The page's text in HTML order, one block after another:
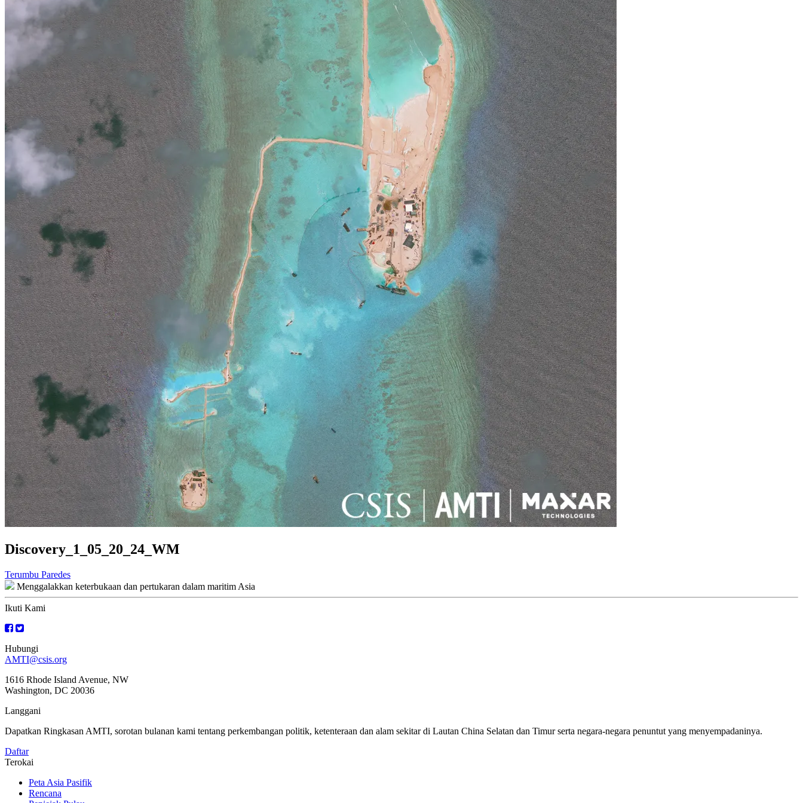
Discovery_1_05_20_24_WM
Navigasi
kiriman
Terumbu Paredes
Menggalakkan keterbukaan dan pertukaran dalam maritim Asia
Ikuti Kami
Hubungi
AMTI@csis.org
1616 Rhode Island Avenue, NW
Washington, DC 20036
Langgani
Dapatkan Ringkasan AMTI, sorotan bulanan kami tentang perkembangan politik, ketenteraan dan alam sekitar di Lautan China Selatan dan Timur serta negara-negara penuntut yang menyempadaninya.
Daftar
Terokai
Peta Asia Pasifik
Rencana